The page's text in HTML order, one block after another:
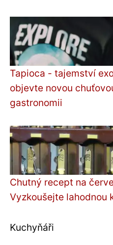
Tapioca - tajemství
objevte novou
gastronomii
Chutný recept na
Vyzkoušejte lahodnou
Kuchyňáři